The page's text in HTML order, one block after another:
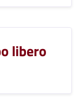
libero